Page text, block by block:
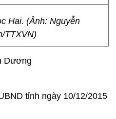
Hai. (Ảnh: Nguyễn
TTXVN)
Dương
tỉnh ngày 10/12/2015